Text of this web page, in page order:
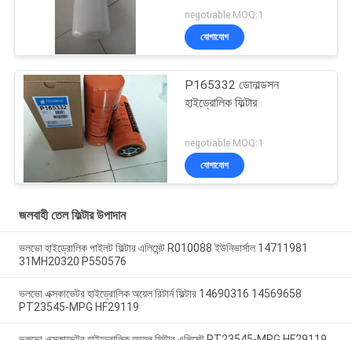
negotiable MOQ:1
যোগাযোগ
P165332 ডোনাল্ডসন
হাইড্রোলিক ফিল্টার
negotiable MOQ:1
যোগাযোগ
জলবাহী তেল ফিল্টার উপাদান
ভলভো হাইড্রোলিক পাইলট ফিল্টার এলিমেন্ট R010088 ইউনিভার্সাল 14711981
31MH20320 P550576
ভলভো এক্সকাভেটর হাইড্রোলিক অয়েল রিটার্ন ফিল্টার 14690316 14569658
PT23545-MPG HF29119